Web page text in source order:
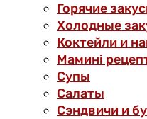
Горячие
Холодные
Коктейли и
Мамині
Супы
Салаты
Сэндвичи и